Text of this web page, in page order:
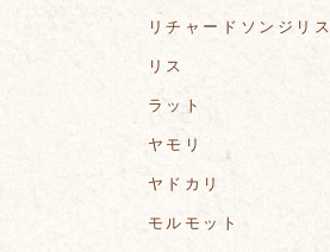
リチャードソンジリス
リス
ラット
ヤモリ
ヤドカリ
モルモット